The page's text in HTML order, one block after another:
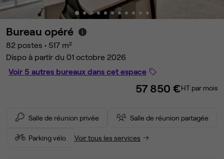
Bureau opéré
82 postes • 517 m²
Dispo à partir du 01 octobre 2026
Voir 5 autres bureaux dans cet espace
57 850 €HT par mois
Salle de réunion privée Salle de réunion partagée
Parking vélo Voir tous les services